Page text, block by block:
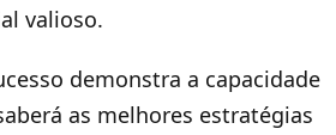
valioso.
demonstra a capacidade
as melhores estratégias